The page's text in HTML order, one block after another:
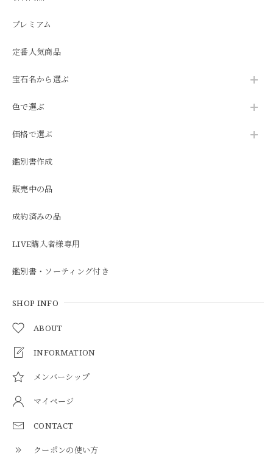
プレミアム
定番人気商品
宝石名から選ぶ
色で選ぶ
価格で選ぶ
鑑別書作成
販売中の品
成約済みの品
LIVE購入者様専用
鑑別書・ソーティング付き
SHOP INFO
ABOUT
INFORMATION
メンバーシップ
マイページ
CONTACT
クーポンの使い方